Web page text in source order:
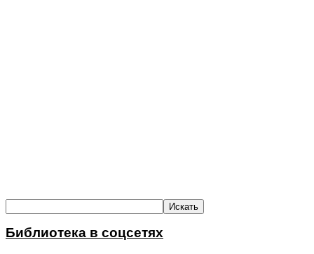
Библиотека в соцсетях